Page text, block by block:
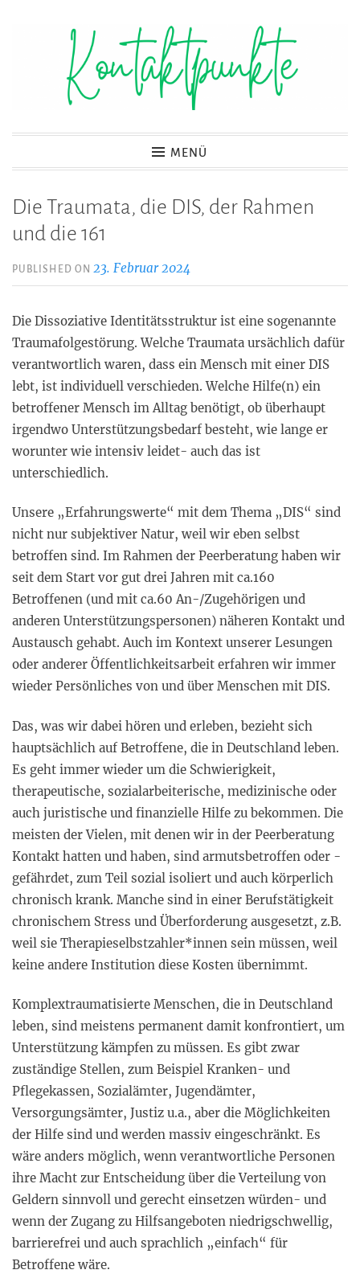
Kontaktpunkte
MENÜ
Die Traumata, die DIS, der Rahmen
und die 161
PUBLISHED ON 23. Februar 2024
Die Dissoziative Identitätsstruktur ist eine sogenannte
Traumafolgestörung. Welche Traumata ursächlich dafür
verantwortlich waren, dass ein Mensch mit einer DIS
lebt, ist individuell verschieden. Welche Hilfe(n) ein
betroffener Mensch im Alltag benötigt, ob überhaupt
irgendwo Unterstützungsbedarf besteht, wie lange er
worunter wie intensiv leidet- auch das ist
unterschiedlich.
Unsere „Erfahrungswerte“ mit dem Thema „DIS“ sind
nicht nur subjektiver Natur, weil wir eben selbst
betroffen sind. Im Rahmen der Peerberatung haben wir
seit dem Start vor gut drei Jahren mit ca.160
Betroffenen (und mit ca.60 An-/Zugehörigen und
anderen Unterstützungspersonen) näheren Kontakt und
Austausch gehabt. Auch im Kontext unserer Lesungen
oder anderer Öffentlichkeitsarbeit erfahren wir immer
wieder Persönliches von und über Menschen mit DIS.
Das, was wir dabei hören und erleben, bezieht sich
hauptsächlich auf Betroffene, die in Deutschland leben.
Es geht immer wieder um die Schwierigkeit,
therapeutische, sozialarbeiterische, medizinische oder
auch juristische und finanzielle Hilfe zu bekommen. Die
meisten der Vielen, mit denen wir in der Peerberatung
Kontakt hatten und haben, sind armutsbetroffen oder -
gefährdet, zum Teil sozial isoliert und auch körperlich
chronisch krank. Manche sind in einer Berufstätigkeit
chronischem Stress und Überforderung ausgesetzt, z.B.
weil sie Therapieselbstzahler*innen sein müssen, weil
keine andere Institution diese Kosten übernimmt.
Komplextraumatisierte Menschen, die in Deutschland
leben, sind meistens permanent damit konfrontiert, um
Unterstützung kämpfen zu müssen. Es gibt zwar
zuständige Stellen, zum Beispiel Kranken- und
Pflegekassen, Sozialämter, Jugendämter,
Versorgungsämter, Justiz u.a., aber die Möglichkeiten
der Hilfe sind und werden massiv eingeschränkt. Es
wäre anders möglich, wenn verantwortliche Personen
ihre Macht zur Entscheidung über die Verteilung von
Geldern sinnvoll und gerecht einsetzen würden- und
wenn der Zugang zu Hilfsangeboten niedrigschwellig,
barrierefrei und auch sprachlich „einfach“ für
Betroffene wäre.